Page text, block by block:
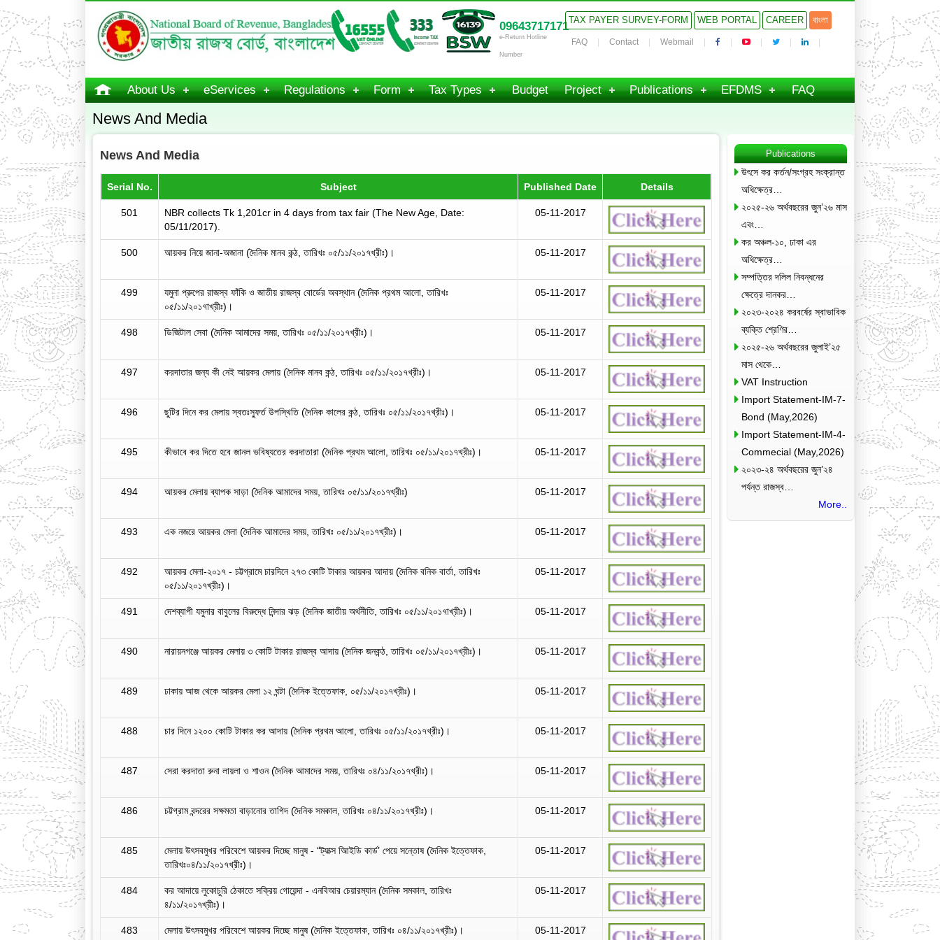
09643717171
e-Return Hotline
Number
TAX PAYER SURVEY-FORM WEB PORTAL CAREER বাংলা
FAQ Contact Webmail
About Us eServices Regulations Form Tax Types Budget Project Publications EFDMS FAQ
News And Media
News And Media
Serial No. Subject Published Date Details
501
NBR collects Tk 1,201cr in 4 days from tax fair (The New Age, Date:
05/11/2017).
05-11-2017
500 আয়কর নিয়ে জানা-অজানা (দৈনিক মানব কন্ঠ, তারিখঃ ০৫/১১/২০১৭খ্রীঃ)। 05-11-2017
499
যমুনা প্রুপের রাজস্ব ফাঁকি ও জাতীয় রাজস্ব বোর্ডের অবস্থান (দৈনিক প্রথম আলো, তারিখঃ
০৫/১১/২০১৭াখ্রীঃ)।
05-11-2017
498 ডিজিটাল সেবা (দৈনিক আমাদের সময়, তারিখঃ ০৫/১১/২০১৭খ্রীঃ)। 05-11-2017
497 করদাতার জন্য কী নেই আয়কর মেলায় (দৈনিক মানব কন্ঠ, তারিখঃ ০৫/১১/২০১৭খ্রীঃ)। 05-11-2017
496 ছুটির দিনে কর মেলায় স্বতঃস্ফুর্ত উপস্থিতি (দৈনিক কালের কন্ঠ, তারিখঃ ০৫/১১/২০১৭খ্রীঃ)। 05-11-2017
495 কীভাবে কর দিতে হবে জানল ভবিষ্যতের করদাতারা (দৈনিক প্রথম আলো, তারিখঃ ০৫/১১/২০১৭খ্রীঃ)। 05-11-2017
494 আয়কর মেলায় ব্যাপক সাড়া (দৈনিক আমাদের সময়, তারিখঃ ০৫/১১/২০১৭খ্রীঃ) 05-11-2017
493 এক নজরে আয়কর মেলা (দৈনিক আমাদের সময়, তারিখঃ ০৫/১১/২০১৭খ্রীঃ)। 05-11-2017
492
আয়কর মেলা-২০১৭ - চট্টগ্রামে চারদিনে ২৭৩ কোটি টাকার আয়কর আদায় (দৈনিক বনিক বার্তা, তারিখঃ
০৫/১১/২০১৭খ্রীঃ)।
05-11-2017
491 দেশব্যাপী যমুনার বাবুলের বিরুদ্ধে নিন্দার ঝড় (দৈনিক জাতীয় অর্থনীতি, তারিখঃ ০৫/১১/২০১৭াখ্রীঃ)। 05-11-2017
490 নারায়নগঞ্জে আয়কর মেলায় ৩ কোটি টাকার রাজস্ব আদায় (দৈনিক জনকন্ঠ, তারিখঃ ০৫/১১/২০১৭খ্রীঃ)। 05-11-2017
489 ঢাকায় আজ থেকে আয়কর মেলা ১২ ঘন্টা (দৈনিক ইত্তেফাক, ০৫/১১/২০১৭খ্রীঃ)। 05-11-2017
488 চার দিনে ১২০০ কোটি টাকার কর আদায় (দৈনিক প্রথম আলো, তারিখঃ ০৫/১১/২০১৭খ্রীঃ)। 05-11-2017
487 সেরা করদাতা রুনা লায়লা ও শাওন (দৈনিক আমাদের সময়, তারিখঃ ০৪/১১/২০১৭খ্রীঃ)। 05-11-2017
486 চট্টগ্রাম বন্দরের সক্ষমতা বাড়ানোর তাগিদ (দৈনিক সমকাল, তারিখঃ ০৪/১১/২০১৭খ্রীঃ)। 05-11-2017
485
মেলায় উৎসবমুখর পরিবেশে আয়কর দিচ্ছে মানুষ - “ট্যাক্স আিইডি কার্ড’ পেয়ে সন্তোষ (দৈনিক ইত্তেফাক,
তারিখঃ০৪/১১/২০১৭খ্রীঃ)।
05-11-2017
484
কর আদায়ে লুকোচুরি ঠেকাতে সক্রিয় গোয়েন্দা - এনবিআর চেয়ারম্যান (দৈনিক সমকাল, তারিখঃ
৪/১১/২০১৭খ্রীঃ)।
05-11-2017
483 মেলায় উৎসবমুখর পরিবেশে আয়কর দিচ্ছে মানুষ (দৈনিক ইত্তেফাক, তারিখঃ ০৪/১১/২০১৭খ্রীঃ)। 05-11-2017
Publications
উৎসে কর কর্তন/সংগ্রহ সংক্রান্ত
অধিক্ষেত্র…
২০২৫-২৬ অর্থবছরের জুন’২৬ মাস
এবং…
কর অঞ্চল-১০, ঢাকা এর
অধিক্ষেত্র…
সম্পত্তির দলিল নিবন্ধনের
ক্ষেত্রে দানকর…
২০২৩-২০২৪ করবর্ষের স্বাভাবিক
ব্যক্তি শ্রেণির…
২০২৫-২৬ অর্থবছরের জুলাই’২৫
মাস থেকে…
VAT Instruction
Import Statement-IM-7-
Bond (May,2026)
Import Statement-IM-4-
Commecial (May,2026)
২০২৩-২৪ অর্থবছরের জুন’২৪
পর্যন্ত রাজস্ব…
More..